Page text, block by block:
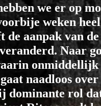
we er op
weken
de aanpak van
Naar
naadloos
dominante rol